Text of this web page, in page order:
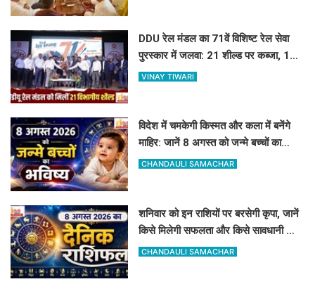
DDU रेल मंडल का 71वें विशिष्ट रेल सेवा
पुरस्कार में जलवा: 21 शील्ड पर कब्जा, 16
रेलकर्मी भी सम्मानित
VINAY TIWARI
विदेश में चमकेगी किस्मत और कला में बनेंगे
माहिर: जानें 8 अगस्त को जन्मे बच्चों का
जीवन और आज का राशिफल
CHANDAULI SAMACHAR
शनिवार को इन राशियों पर बरसेगी कृपा, जानें
किसे मिलेगी सफलता और किसे सावधानी की
जरूरत
CHANDAULI SAMACHAR